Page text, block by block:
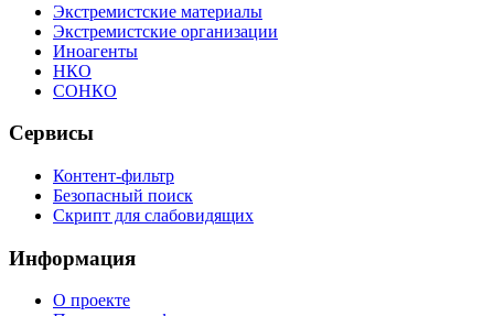
Экстремистские материалы
Экстремистские организации
Иноагенты
НКО
СОНКО
Сервисы
Контент-фильтр
Безопасный поиск
Скрипт для слабовидящих
Информация
О проекте